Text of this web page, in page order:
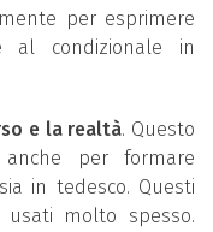
per esprimere
al condizionale in
e la realtà. Questo
per formare
in tedesco. Questi
molto spesso.